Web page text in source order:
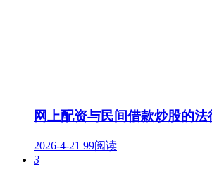
网上配资与民间借款炒股的法
2026-4-21 99阅读
3